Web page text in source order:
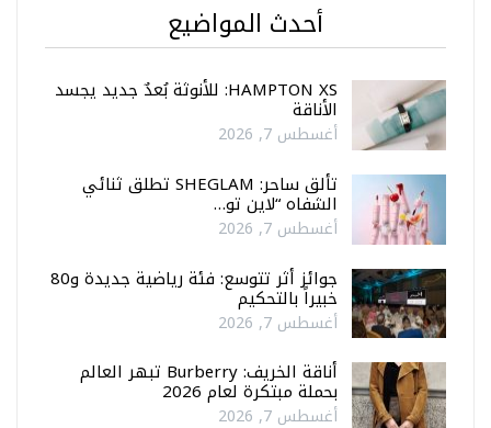
أحدث المواضيع
HAMPTON XS: للأنوثة بُعدٌ جديد يجسد
الأناقة
أغسطس 7, 2026
تألق ساحر: SHEGLAM تطلق ثنائي
الشفاه “لاين تو…
أغسطس 7, 2026
جوائز أثر تتوسع: فئة رياضية جديدة و80
خبيراً بالتحكيم
أغسطس 7, 2026
أناقة الخريف: Burberry تبهر العالم
بحملة مبتكرة لعام 2026
أغسطس 7, 2026